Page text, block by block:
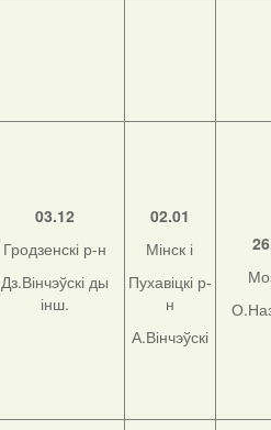
03.12
Гродзенскі р-н
Дз.Вінчэўскі ды
інш.
02.01
Мінск і
Пухавіцкі р-
н
А.Вінчэўскі